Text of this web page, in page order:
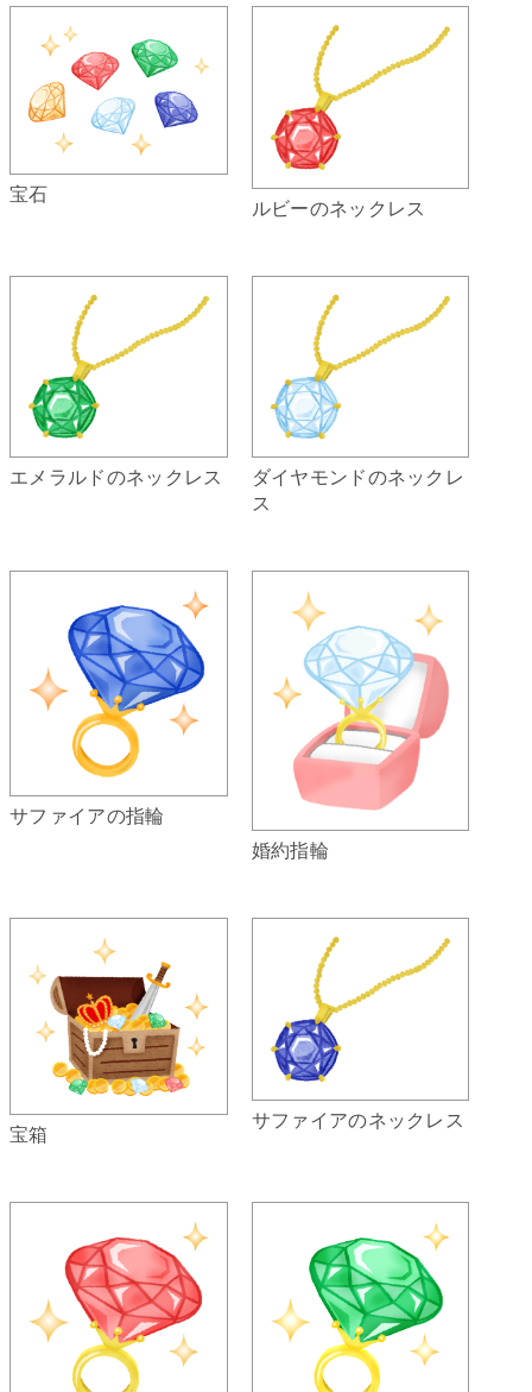
宝石 ルビーのネックレス
エメラルドのネックレス
ダイヤモンドのネックレ
ス
サファイアの指輪
婚約指輪
宝箱
サファイアのネックレス